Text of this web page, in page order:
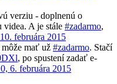
verziu - doplnenú o
videa. A je stále #zadarmo,
februára 2015
môže mať už #zadarmo. Stačí
, po spustení zadať e-
6. februára 2015